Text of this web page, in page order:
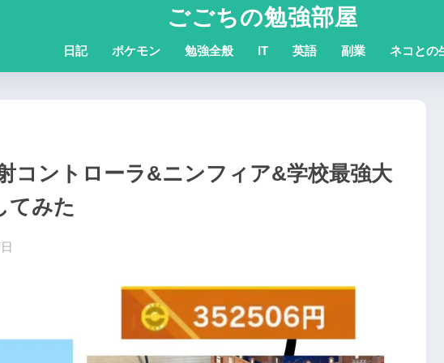
ごごちの勉強部屋
日記 ポケモン 勉強全般 IT 英語 副業 ネコとの
コントローラ&ニンフィア&学校最強大
てみた